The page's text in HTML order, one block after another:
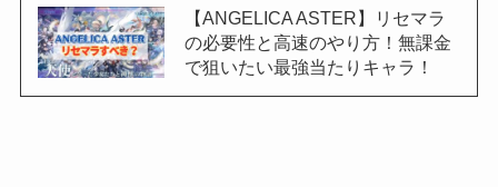
【ANGELICA ASTER】リセマラ
の必要性と高速のやり方！無課金
で狙いたい最強当たりキャラ！